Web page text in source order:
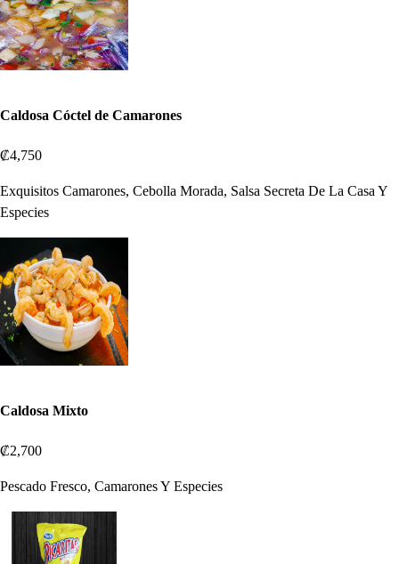
Caldosa Cóctel de Camarones
₡4,750
Exquisitos Camarones, Cebolla Morada, Salsa Secreta De La Casa Y
Especies
Caldosa Mixto
₡2,700
Pescado Fresco, Camarones Y Especies